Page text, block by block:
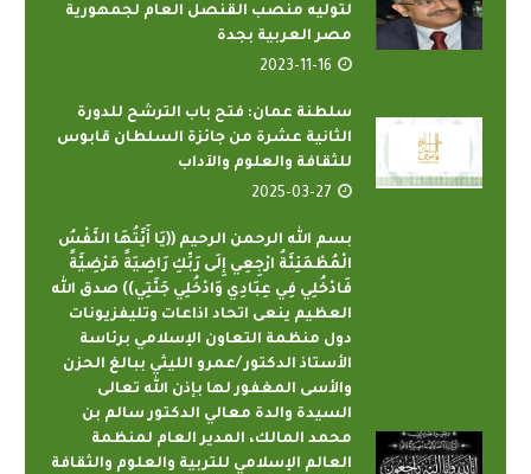
لتوليه منصب القنصل العام لجمهورية
مصر العربية بجدة
2023-11-16
سلطنة عمان: فتح باب الترشح للدورة
الثانية عشرة من جائزة السلطان قابوس
للثقافة والعلوم والآداب
2025-03-27
بسم الله الرحمن الرحيم ((يَا أَيَّتُهَا النَّفْسُ
الْمُطْمَئِنَّةُ ارْجِعِي إِلَى رَبِّكِ رَاضِيَةً مَرْضِيَّةً
فَادْخُلِي فِي عِبَادِي وَادْخُلِي جَنَّتِي)) صدق الله
العظيم ينعى اتحاد اذاعات وتليفزيونات
دول منظمة التعاون الإسلامي برئاسة
الأستاذ الدكتور /عمرو الليثي ببالغ الحزن
والأسى المغفور لها بإذن الله تعالى
السيدة والدة معالي الدكتور سالم بن
محمد المالك، المدير العام لمنظمة
العالم الإسلامي للتربية والعلوم والثقافة